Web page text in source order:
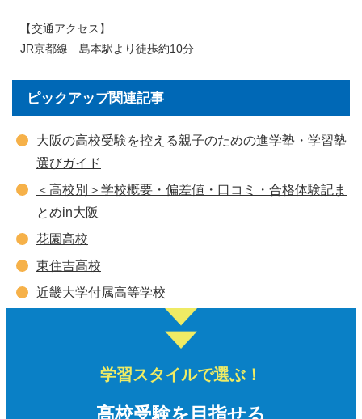
【交通アクセス】
JR京都線 島本駅より徒歩約10分
ピックアップ関連記事
大阪の高校受験を控える親子のための進学塾・学習塾
選びガイド
＜高校別＞学校概要・偏差値・口コミ・合格体験記ま
とめin大阪
花園高校
東住吉高校
近畿大学付属高等学校
学習スタイルで選ぶ！
高校受験を目指せる